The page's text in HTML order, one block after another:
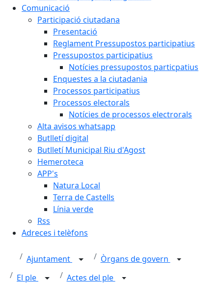
Comunicació
Participació ciutadana
Presentació
Reglament Pressupostos participatius
Pressupostos participatius
Notícies pressupostos particpatius
Enquestes a la ciutadania
Processos participatius
Processos electorals
Notícies de processos electrorals
Alta avisos whatsapp
Butlletí digital
Butlletí Municipal Riu d'Agost
Hemeroteca
APP's
Natura Local
Terra de Castells
Línia verde
Rss
Adreces i telèfons
Ajuntament
Òrgans de govern
El ple
Actes del ple